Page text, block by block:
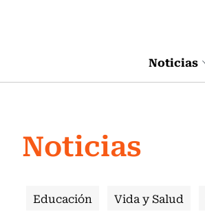
Noticias
Noticias
Educación Vida y Salud